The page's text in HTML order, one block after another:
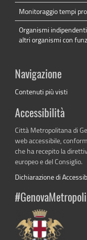
Monitoraggio tempi
Organismi
altri organismi con
Navigazione
Contenuti più visti
Accessibilità
Città Metropolitana di
web accessibile,
che ha recepito la
europeo e del Consiglio.
Dichiarazione di
#GenovaMetropoli